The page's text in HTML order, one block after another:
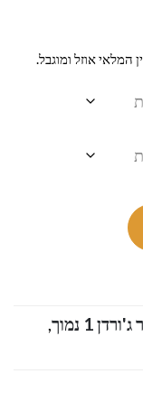
אוזל ומוגבל.
,